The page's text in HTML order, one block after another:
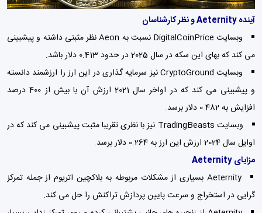
آینده Aeternity و نظر کارشناسان
وبسایت DigitalCoinPrice نسبت به Aeon نظر مثبتی داشته و پیشبینی
می کند که بهای این سکه در سال 2025 در حدود 0.413 دلار باشد.
وبسایت CryptoGround نیز سرمایه گذاری در این ارز را ارزشمند دانسته
و پیشبینی می کند که در اواخر سال 2021 ارزش آن با بیش از 400 درصد
افزایش به 0.482 دلار برسد.
وبسایت TradingBeasts نیز با نظری تقریبا مثبت پیشبینی می کند که در
اوایل سال 2024 ارزش این ارز به 0.264 دلار برسد.
مزایای Aeternity
Aeternity بسیاری از مشکلات مربوطه به بلاکچین اتریوم از جمله تمرکز
گرایی در استخراج و سرعت پایین پردازش تراکنش را حل می کند.